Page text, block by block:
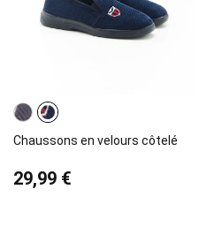
Chaussons en velours côtelé
29,99 €